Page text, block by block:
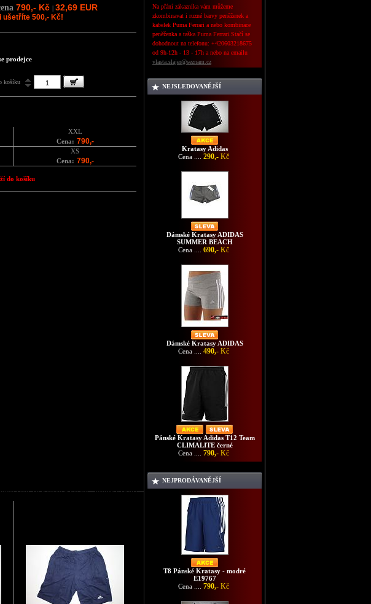
790,- Kč | 32,69 EUR
ušetříte 500,- Kč!
prodejce
košíku
XXL
Cena: 790,-
XS
Cena: 790,-
do košíku
jako T8 Pánské Kratasy - modré E19767
Na přání zákazníka vám můžeme
zkombinavat i ruzné barvy peněženek a
kabelek Puma Ferrari a nebo kombinace
peněženka a taška Puma Ferrari.Stačí se
dohodnout na telefonu: +420603218675
od 9h-12h - 13 - 17h a nebo na emailu
vlasta.slajer@seznam.cz
NEJSLEDOVANĚJŠÍ
Kratasy Adidas
Cena .... 290,- Kč
Dámské Kratasy ADIDAS
SUMMER BEACH
Cena .... 690,- Kč
Dámské Kratasy ADIDAS
Cena .... 490,- Kč
Pánské Kratasy Adidas T12 Team
CLIMALITE černé
Cena .... 790,- Kč
NEJPRODÁVANĚJŠÍ
T8 Pánské Kratasy - modré
E19767
Cena .... 790,- Kč